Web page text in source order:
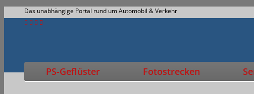
Das unabhängige Portal rund um Automobil & Verkehr
PS-Geflüster Fotostrecken